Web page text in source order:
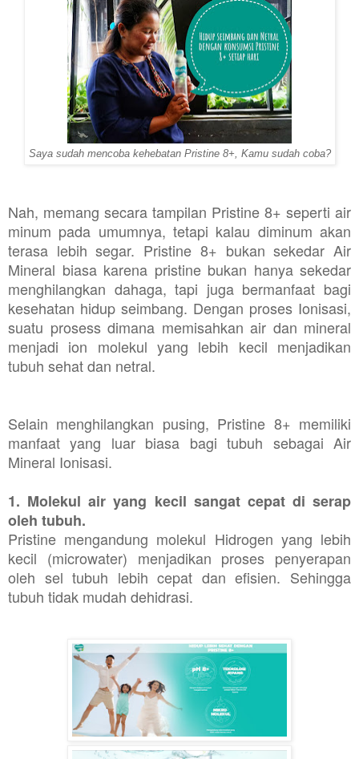
Saya sudah mencoba kehebatan Pristine 8+, Kamu sudah coba?
Nah, memang secara tampilan Pristine 8+ seperti air
minum pada umumnya, tetapi kalau diminum akan
terasa lebih segar. Pristine 8+ bukan sekedar Air
Mineral biasa karena pristine bukan hanya sekedar
menghilangkan dahaga, tapi juga bermanfaat bagi
kesehatan hidup seimbang. Dengan proses Ionisasi,
suatu prosess dimana memisahkan air dan mineral
menjadi ion molekul yang lebih kecil menjadikan
tubuh sehat dan netral.
Selain menghilangkan pusing, Pristine 8+ memiliki
manfaat yang luar biasa bagi tubuh sebagai Air
Mineral Ionisasi.
1. Molekul air yang kecil sangat cepat di serap
oleh tubuh.
Pristine mengandung molekul Hidrogen yang lebih
kecil (microwater) menjadikan proses penyerapan
oleh sel tubuh lebih cepat dan efisien. Sehingga
tubuh tidak mudah dehidrasi.